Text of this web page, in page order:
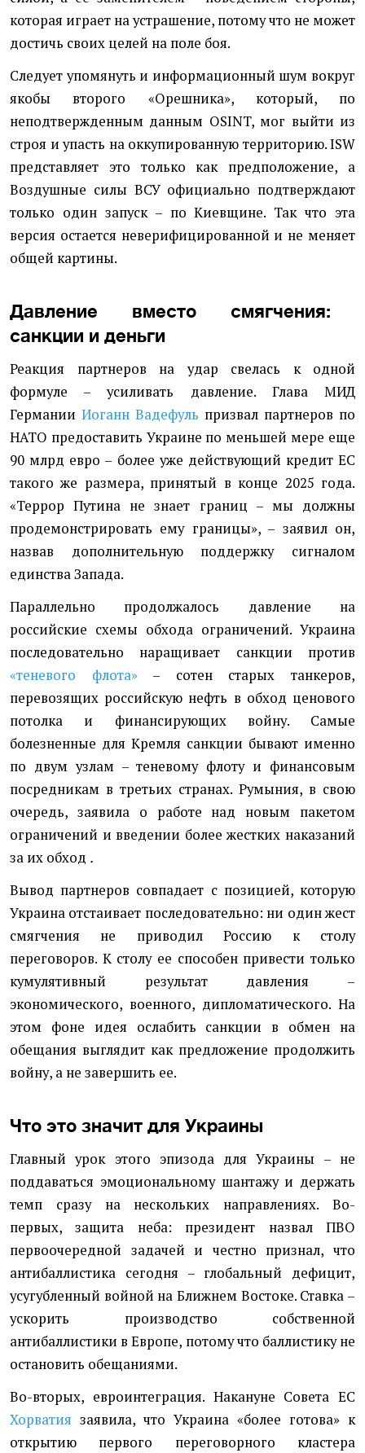
которая играет на устрашение, потому что не может
достичь своих целей на поле боя.
Следует упомянуть и информационный шум вокруг
якобы второго «Орешника», который, по
неподтвержденным данным OSINT, мог выйти из
строя и упасть на оккупированную территорию. ISW
представляет это только как предположение, а
Воздушные силы ВСУ официально подтверждают
только один запуск – по Киевщине. Так что эта
версия остается неверифицированной и не меняет
общей картины.
Давление вместо смягчения:
санкции и деньги
Реакция партнеров на удар свелась к одной
формуле – усиливать давление. Глава МИД
Германии Иоганн Вадефуль призвал партнеров по
НАТО предоставить Украине по меньшей мере еще
90 млрд евро – более уже действующий кредит ЕС
такого же размера, принятый в конце 2025 года.
«Террор Путина не знает границ – мы должны
продемонстрировать ему границы», – заявил он,
назвав дополнительную поддержку сигналом
единства Запада.
Параллельно продолжалось давление на
российские схемы обхода ограничений. Украина
последовательно наращивает санкции против
«теневого флота»– сотен старых танкеров,
перевозящих российскую нефть в обход ценового
потолка и финансирующих войну. Самые
болезненные для Кремля санкции бывают именно
по двум узлам – теневому флоту и финансовым
посредникам в третьих странах. Румыния, в свою
очередь, заявила о работе над новым пакетом
ограничений и введении более жестких наказаний
за их обход .
Вывод партнеров совпадает с позицией, которую
Украина отстаивает последовательно: ни один жест
смягчения не приводил Россию к столу
переговоров. К столу ее способен привести только
кумулятивный результат давления –
экономического, военного, дипломатического. На
этом фоне идея ослабить санкции в обмен на
обещания выглядит как предложение продолжить
войну, а не завершить ее.
Что это значит для Украины
Главный урок этого эпизода для Украины – не
поддаваться эмоциональному шантажу и держать
темп сразу на нескольких направлениях. Во-
первых, защита неба: президент назвал ПВО
первоочередной задачей и честно признал, что
антибаллистика сегодня – глобальный дефицит,
усугубленный войной на Ближнем Востоке. Ставка –
ускорить производство собственной
антибаллистики в Европе, потому что баллистику не
остановить обещаниями.
Во-вторых, евроинтеграция. Накануне Совета ЕС
Хорватия заявила, что Украина «более готова» к
открытию первого переговорного кластера